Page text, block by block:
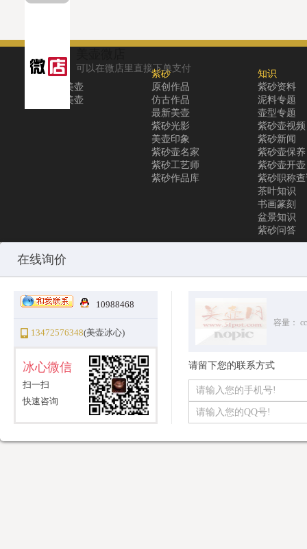
可以在微店里直接下单支付
关于
关于美壶
联系美壶
紫砂
原创作品
仿古作品
最新美壶
紫砂光影
美壶印象
紫砂壶名家
紫砂工艺师
紫砂作品库
知识
紫砂资料
泥料专题
壶型专题
紫砂壶视频
紫砂新闻
紫砂壶保养
紫砂壶开壶
紫砂职称
茶叶知识
书画篆刻
盆景知识
紫砂问答
Copyright © 2010-2025 All Rights Reserved
在线询价
10988468
13472576348(美壶冰心)
冰心微信
扫一扫
快速咨询
容量： cc
请留下您的联系方式